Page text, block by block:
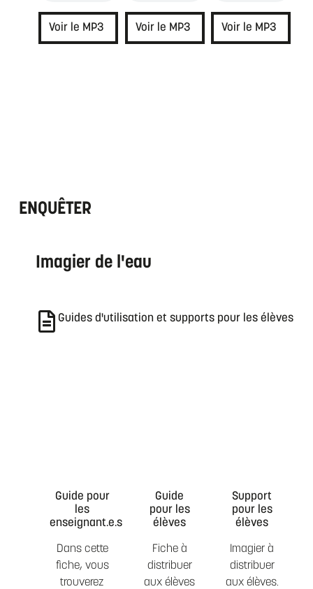
Voir le MP3 Voir le MP3 Voir le MP3
ENQUÊTER
Imagier de l'eau
Guides d'utilisation et supports pour les élèves
Guide pour
les
enseignant.e.s
Dans cette
fiche, vous
trouverez
Guide
pour les
élèves
Fiche à
distribuer
aux élèves
Support
pour les
élèves
Imagier à
distribuer
aux élèves.